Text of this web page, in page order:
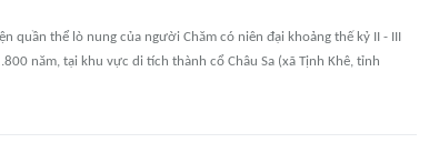
quần thể lò nung của người Chăm có niên đại khoảng thế kỷ II - III
năm, tại khu vực di tích thành cổ Châu Sa (xã Tịnh Khê, tỉnh